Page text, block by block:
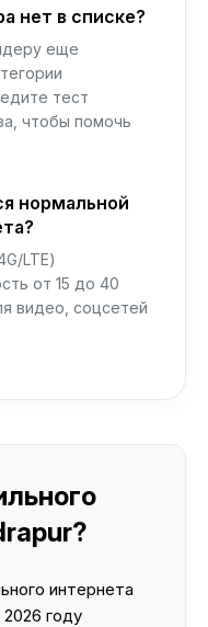
нет в списке?
еще
тест
чтобы помочь
нормальной
LTE)
от 15 до 40
видео, соцсетей
интернета
году